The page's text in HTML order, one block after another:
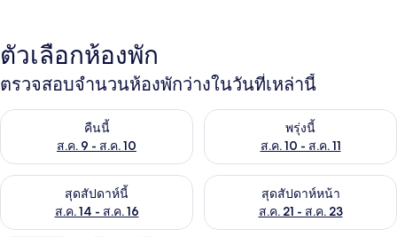
ตัวเลือกห้องพัก
ตรวจสอบจำนวนห้องพักว่างในวันที่เหล่านี้
คืนนี้
ส.ค. 9 - ส.ค. 10
ตรวจสอบจำนวนห้องพักว่างในคืนนี้ ส.ค. 9 - ส.ค. 10
พรุ่งนี้
ส.ค. 10 - ส.ค. 11
ตรวจสอบจำนวนห้องพักว่างใน
สุดสัปดาห์นี้
ส.ค. 14 - ส.ค. 16
ตรวจสอบจำนวนห้องพักว่างในสุดสัปดาห์นี้ ส.ค. 14 - ส.ค. 16
สุดสัปดาห์หน้า
ส.ค. 21 - ส.ค. 23
ตรวจสอบจำนวนห้องพักว่างใน